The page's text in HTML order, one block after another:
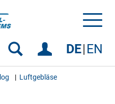
DE EN
Luftgebläse